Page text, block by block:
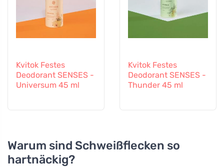
Kvitok Festes
Deodorant SENSES -
Universum 45 ml
Kvitok Festes
Deodorant SENSES -
Thunder 45 ml
Warum sind Schweißflecken so
hartnäckig?